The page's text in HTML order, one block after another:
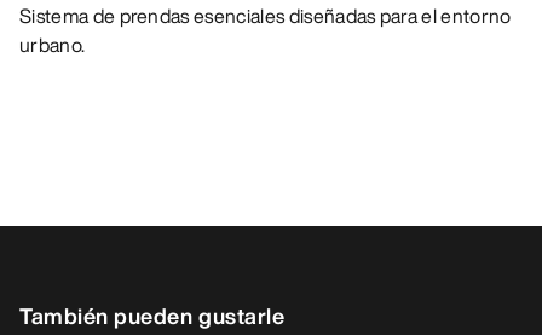
Sistema de prendas esenciales diseñadas para el entorno
urbano.
También pueden gustarle